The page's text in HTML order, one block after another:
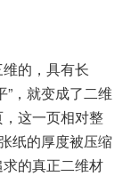
的，具有长
”，就变成了二维
这一页相对整
纸的厚度被压缩
的真正二维材